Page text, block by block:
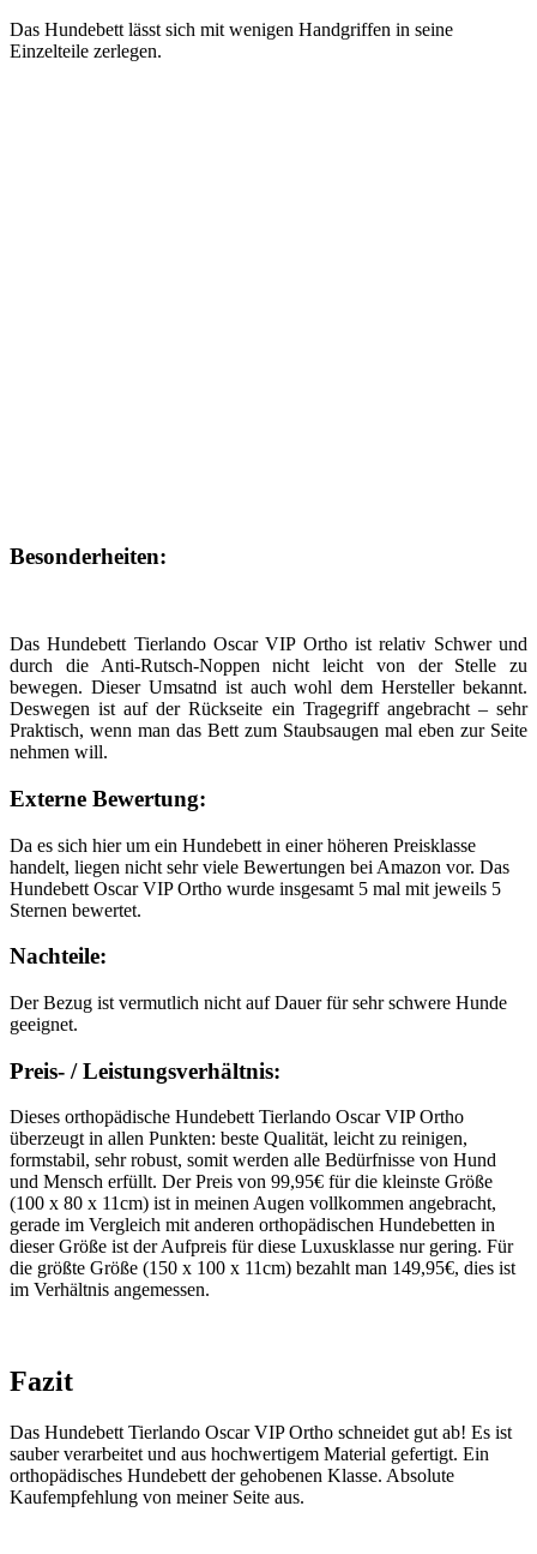
Das Hundebett lässt sich mit wenigen Handgriffen in seine
Einzelteile zerlegen.
Besonderheiten:
Das Hundebett Tierlando Oscar VIP Ortho ist relativ Schwer und
durch die Anti-Rutsch-Noppen nicht leicht von der Stelle zu
bewegen. Dieser Umsatnd ist auch wohl dem Hersteller bekannt.
Deswegen ist auf der Rückseite ein Tragegriff angebracht – sehr
Praktisch, wenn man das Bett zum Staubsaugen mal eben zur Seite
nehmen will.
Externe Bewertung:
Da es sich hier um ein Hundebett in einer höheren Preisklasse
handelt, liegen nicht sehr viele Bewertungen bei Amazon vor. Das
Hundebett Oscar VIP Ortho wurde insgesamt 5 mal mit jeweils 5
Sternen bewertet.
Nachteile:
Der Bezug ist vermutlich nicht auf Dauer für sehr schwere Hunde
geeignet.
Preis- / Leistungsverhältnis:
Dieses orthopädische Hundebett Tierlando Oscar VIP Ortho
überzeugt in allen Punkten: beste Qualität, leicht zu reinigen,
formstabil, sehr robust, somit werden alle Bedürfnisse von Hund
und Mensch erfüllt. Der Preis von 99,95€ für die kleinste Größe
(100 x 80 x 11cm) ist in meinen Augen vollkommen angebracht,
gerade im Vergleich mit anderen orthopädischen Hundebetten in
dieser Größe ist der Aufpreis für diese Luxusklasse nur gering. Für
die größte Größe (150 x 100 x 11cm) bezahlt man 149,95€, dies ist
im Verhältnis angemessen.
Fazit
Das Hundebett Tierlando Oscar VIP Ortho schneidet gut ab! Es ist
sauber verarbeitet und aus hochwertigem Material gefertigt. Ein
orthopädisches Hundebett der gehobenen Klasse. Absolute
Kaufempfehlung von meiner Seite aus.